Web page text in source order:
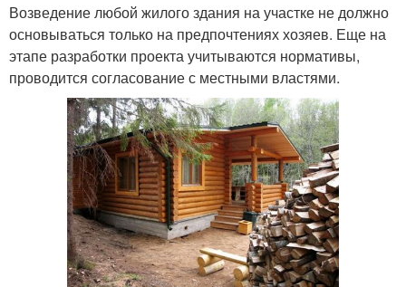
Возведение любой жилого здания на участке не должно
основываться только на предпочтениях хозяев. Еще на
этапе разработки проекта учитываются нормативы,
проводится согласование с местными властями.